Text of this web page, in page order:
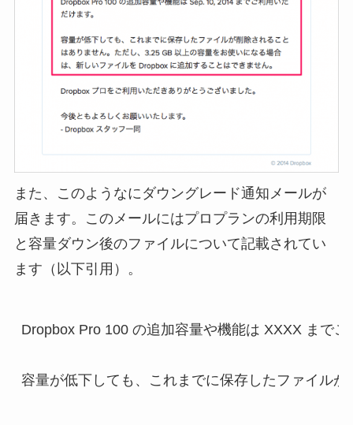
また、このようなにダウングレード通知メールが
届きます。このメールにはプロプランの利用期限
と容量ダウン後のファイルについて記載されてい
ます（以下引用）。
Dropbox Pro 100 の追加容量や機能は XXXX まで